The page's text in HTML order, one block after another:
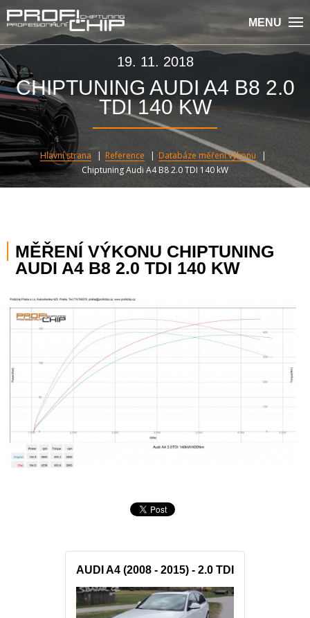
MENU
19. 11. 2018
CHIPTUNING AUDI A4 B8 2.0
TDI 140 KW
Hlavní strana Reference
Databáze měření výkonu
Chiptuning Audi A4 B8 2.0 TDI 140 kW
MĚŘENÍ VÝKONU CHIPTUNING
AUDI A4 B8 2.0 TDI 140 KW
AUDI A4 (2008 - 2015) - 2.0 TDI